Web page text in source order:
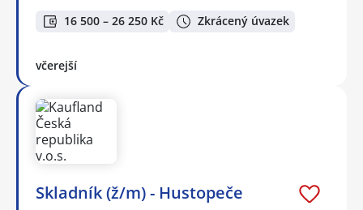
16 500 – 26 250 Kč Zkrácený úvazek
včerejší
Skladník (ž/m) - Hustopeče